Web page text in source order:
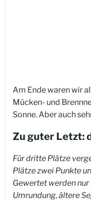
Am Ende waren wir
Mücken- und
Sonne. Aber auch
Zu guter Letzt:
Für dritte Plätze
Plätze zwei Punkte
Gewertet werden nur
Umrundung, ältere